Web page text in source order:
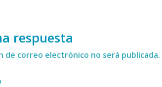
respuesta
de correo electrónico no será publicada.